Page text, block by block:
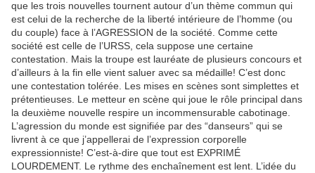
que les trois nouvelles tournent autour d’un thème commun qui
est celui de la recherche de la liberté intérieure de l’homme (ou
du couple) face à l’AGRESSION de la société. Comme cette
société est celle de l’URSS, cela suppose une certaine
contestation. Mais la troupe est lauréate de plusieurs concours et
d’ailleurs à la fin elle vient saluer avec sa médaille! C’est donc
une contestation tolérée. Les mises en scènes sont simplettes et
prétentieuses. Le metteur en scène qui joue le rôle principal dans
la deuxième nouvelle respire un incommensurable cabotinage.
L’agression du monde est signifiée par des “danseurs” qui se
livrent à ce que j’appellerai de l’expression corporelle
expressionniste! C’est-à-dire que tout est EXPRIMÉ
LOURDEMENT. Le rythme des enchaînement est lent. L’idée du